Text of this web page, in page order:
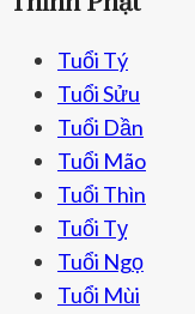
Tuổi Tý
Tuổi Sửu
Tuổi Dần
Tuổi Mão
Tuổi Thìn
Tuổi Tỵ
Tuổi Ngọ
Tuổi Mùi